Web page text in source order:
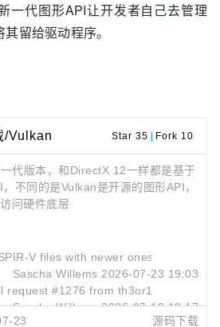
一代图形API让开发者自己去管理
留给驱动程序。
/Vulkan Star 35 Fork 10
代版本，和DirectX 12一样都是基于
不同的是Vulkan是开源的图形API，
问硬件底层
V files with newer ones provided
Sascha Willems 2026-07-23 19:03
request #1276 from th3or14/master
Sascha Willems 2026-07-19 19:17
request #1275 from shaked-shlomo/
23 源码下载